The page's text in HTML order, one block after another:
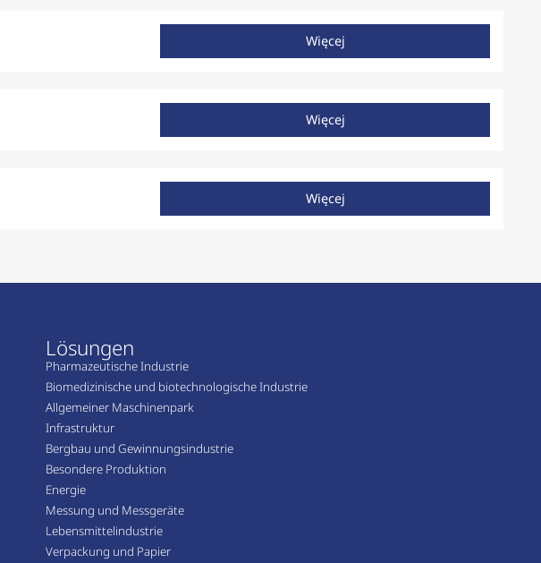
Więcej
Więcej
Więcej
Lösungen
Pharmazeutische Industrie
Biomedizinische und biotechnologische Industrie
Allgemeiner Maschinenpark
Infrastruktur
Bergbau und Gewinnungsindustrie
Besondere Produktion
Energie
Messung und Messgeräte
Lebensmittelindustrie
Verpackung und Papier